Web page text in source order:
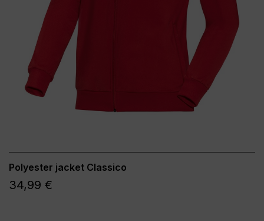
Polyester jacket Classico
34,99 €